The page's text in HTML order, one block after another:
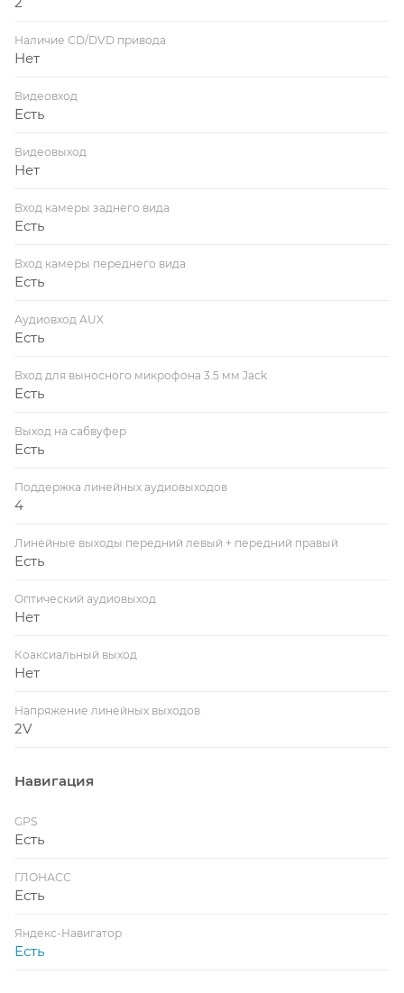
Наличие CD/DVD привода
Нет
Видеовход
Есть
Видеовыход
Нет
Вход камеры заднего вида
Есть
Вход камеры переднего вида
Есть
Аудиовход AUX
Есть
Вход для выносного микрофона 3.5 мм Jack
Есть
Выход на сабвуфер
Есть
Поддержка линейных аудиовыходов
4
Линейные выходы передний левый + передний правый
Есть
Оптический аудиовыход
Нет
Коаксиальный выход
Нет
Напряжение линейных выходов
2V
Навигация
GPS
Есть
ГЛОНАСС
Есть
Яндекс-Навигатор
Есть